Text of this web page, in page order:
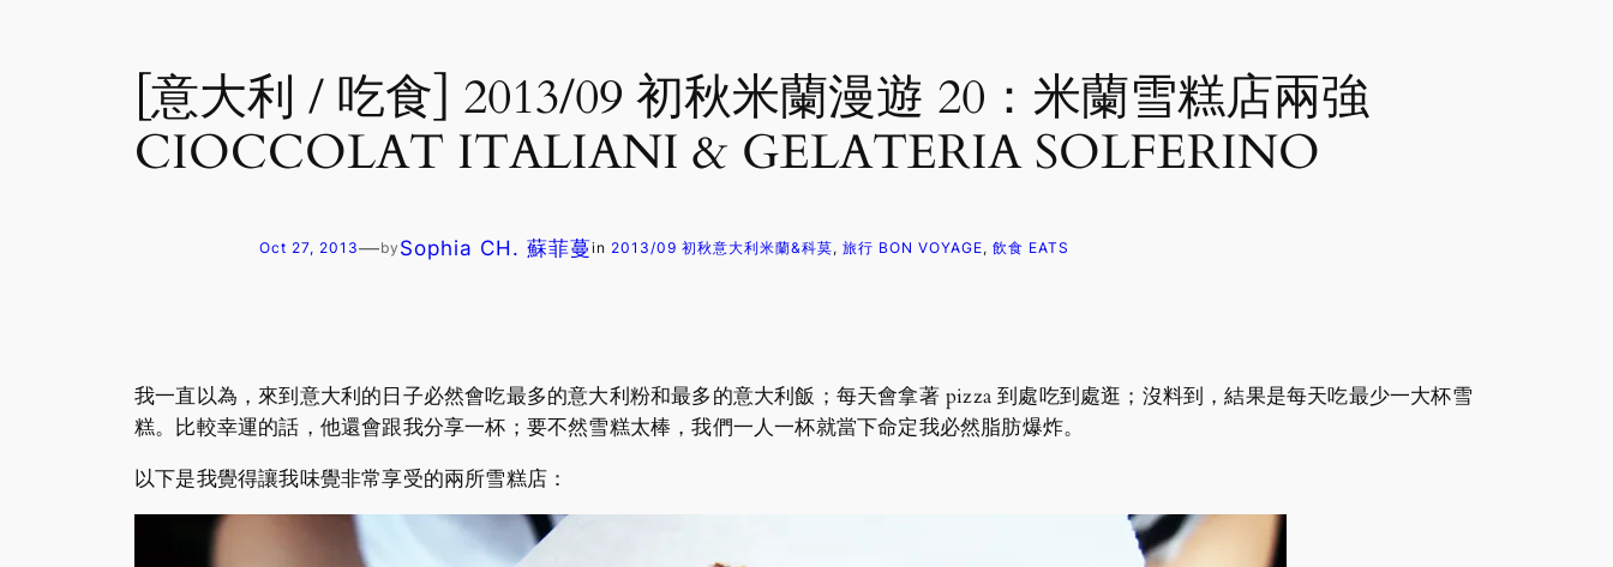
[意大利 / 吃食] 2013/09 初秋米蘭漫遊 20：米蘭雪糕店兩強
CIOCCOLAT ITALIANI & GELATERIA SOLFERINO
Oct 27, 2013—by Sophia CH. 蘇菲蔓in 2013/09 初秋意大利米蘭&科莫, 旅行 BON VOYAGE, 飲食 EATS
我一直以為，來到意大利的日子必然會吃最多的意大利粉和最多的意大利飯；每天會拿著 pizza 到處吃到處逛；沒料到，結果是每天吃最少一大杯雪
糕。比較幸運的話，他還會跟我分享一杯；要不然雪糕太棒，我們一人一杯就當下命定我必然脂肪爆炸。
以下是我覺得讓我味覺非常享受的兩所雪糕店：